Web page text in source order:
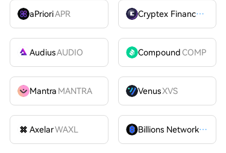
aPrioriAPR Cryptex FinanceCTX
AudiusAUDIO CompoundCOMP
Mantra MANTRA VenusXVS
AxelarWAXL Billions Network
BILL